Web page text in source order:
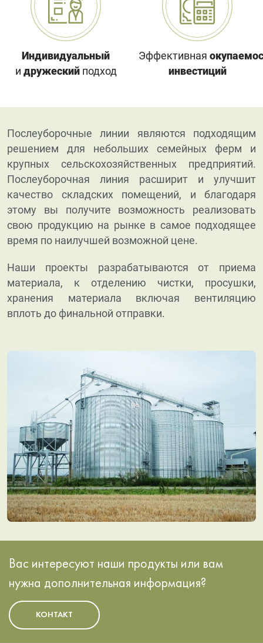
Индивидуальный
и дружескийподход
Эффективная
инвестиций
Послеуборочные линии являются подходящим
решением для небольших семейных ферм и
крупных сельскохозяйственных предприятий.
Послеуборочная линия расширит и улучшит
качество складских помещений, и благодаря
этому вы получите возможность реализовать
свою продукцию на рынке в самое подходящее
время по наилучшей возможной цене.
Наши проекты разрабатываются от приема
материала, к отделению чистки, просушки,
хранения материала включая вентиляцию
вплоть до финальной отправки.
Вас интересуют наши продукты или вам
нужна дополнительная информация?
КОНТАКТ